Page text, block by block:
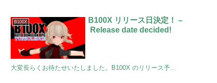
B100X
B100X リリース日決定！ –
Release date decided!
大変長らくお待たせいたしました。B100X のリリース予...